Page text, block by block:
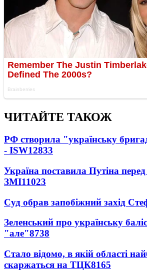
ЧИТАЙТЕ ТАКОЖ
РФ створила "українську
- ISW12833
Україна поставила Путіна
ЗМІ11023
Суд обрав запобіжний захід
Зеленський про українську
"але"8738
Стало відомо, в якій області
скаржаться на ТЦК8165